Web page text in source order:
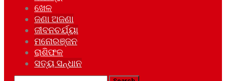
ଖେଳ
ଜଣା ଅଜଣା
ଜୀବନଚର୍ଯ୍ୟା
ମନୋରଞ୍ଜନ
ରାଶିଫଳ
ସତ୍ୟ ସନ୍ଧାନ